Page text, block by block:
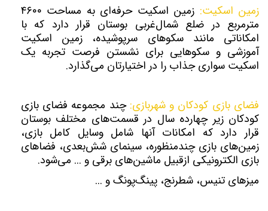
زمین اسکیت:
زمین اسکیت حرفه‌ای به‌ مساحت ۴۶۰۰
مترمربع در ضلع شمال‌غربی بوستان قرار دارد که با
امکاناتی مانند سکوهای سرپوشیده، زمین اسکیت
آموزشی و سکو‌هایی برای نشستن فرصت تجربه یک
اسکیت سواری جذاب را در اختیارتان می‌گذارد.
فضای بازی کودکان و شهربازی: چند مجموعه فضای بازی
کودکان زیر چهارده سال در قسمت‌های مختلف بوستان
قرار دارد که امکانات آنها شامل وسایل کامل بازی،
زمین‌های بازی چندمنظوره، سینمای شش‌بعدی، فضاهای
بازی الکترونیکی ازقبیل ماشین‌های برقی و ... می‌شود.
میزهای تنیس، شطرنج، پینگ‌پونگ و ...